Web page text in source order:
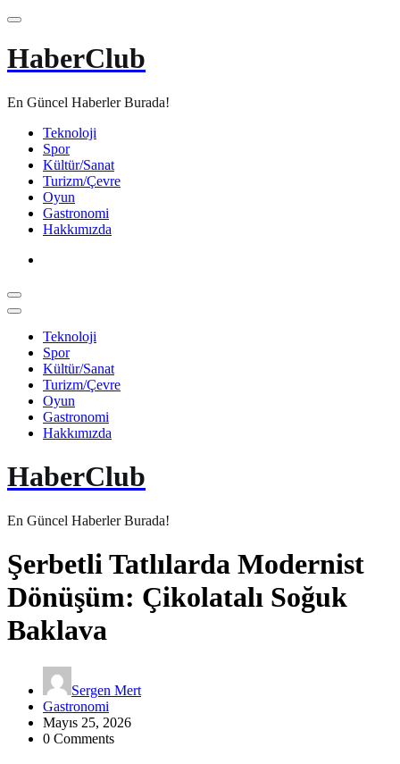
İçeriğe
HaberClub
En Güncel Haberler Burada!
Teknoloji
Spor
Kültür/Sanat
Turizm/Çevre
Oyun
Gastronomi
Hakkımızda
Teknoloji
Spor
Kültür/Sanat
Turizm/Çevre
Oyun
Gastronomi
Hakkımızda
HaberClub
En Güncel Haberler Burada!
Şerbetli Tatlılarda Modernist
Dönüşüm: Çikolatalı Soğuk
Baklava
Sergen Mert
Gastronomi
Mayıs 25, 2026
0 Comments